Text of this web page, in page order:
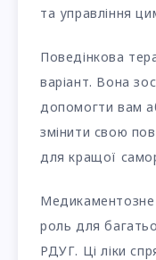
та управління
Поведінкова
варіант. Вона
допомогти вам
змінити свою
для кращої
Медикаментозне
роль для
РДУГ. Ці ліки